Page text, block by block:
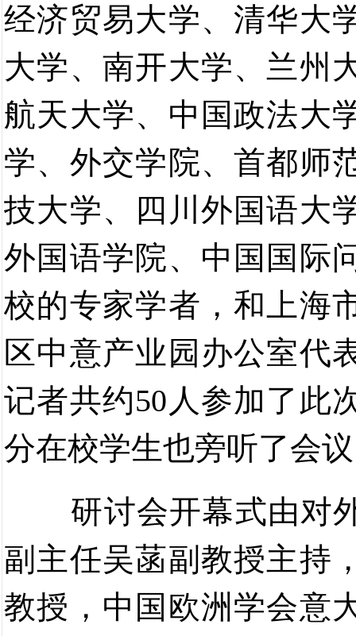
经济贸易大学、 清华大
大学、 南开大学、兰州
航天大学、中国政法大
学、外交学院、首都师
技大学、四川外国语大
外国语学院、中国国际
校的专家学者 ，和上海
区中意产业园办公室代
记者共约50 人参加了此
分在校学生也旁听了会
研讨会开幕式由对
副主任吴菡副教授主持
教授，中国欧洲学会意